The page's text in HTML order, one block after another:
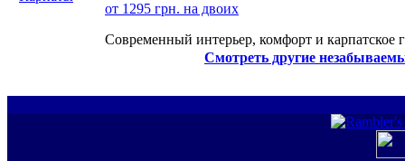
от 1295 грн. на двоих
Современный интерьер, комфорт и карпатское
Смотреть другие